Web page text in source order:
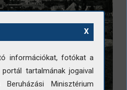
X
információkat, fotókat a
tartalmának jogaival
Minisztérium